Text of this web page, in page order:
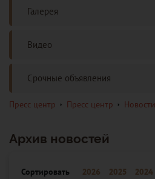
Галерея
Видео
Срочные объявления
Пресс центр Пресс центр Новости
Архив новостей
Сортировать
2026 2025 2024